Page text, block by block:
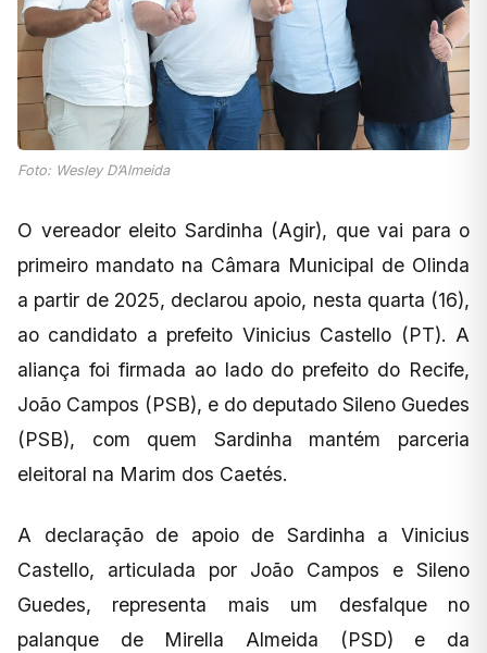
Foto: Wesley D’Almeida
O vereador eleito Sardinha (Agir), que vai para o
primeiro mandato na Câmara Municipal de Olinda
a partir de 2025, declarou apoio, nesta quarta (16),
ao candidato a prefeito Vinicius Castello (PT). A
aliança foi firmada ao lado do prefeito do Recife,
João Campos (PSB), e do deputado Sileno Guedes
(PSB), com quem Sardinha mantém parceria
eleitoral na Marim dos Caetés.
A declaração de apoio de Sardinha a Vinicius
Castello, articulada por João Campos e Sileno
Guedes, representa mais um desfalque no
palanque de Mirella Almeida (PSD) e da